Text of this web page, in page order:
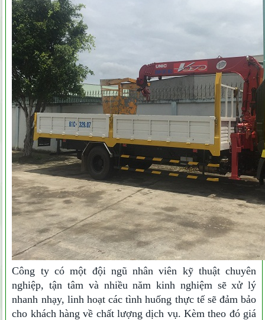
Công ty có một đội ngũ nhân viên kỹ thuật chuyên
nghiệp, tận tâm và nhiều năm kinh nghiệm sẽ xử lý
nhanh nhạy, linh hoạt các tình huống thực tế sẽ đảm bảo
cho khách hàng về chất lượng dịch vụ. Kèm theo đó giá